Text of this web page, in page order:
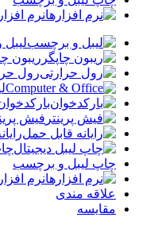
نرم
ریبون
رول
فیش
چاپ لیبل و برچسب
نرم
علاقه مندی
مقایسه